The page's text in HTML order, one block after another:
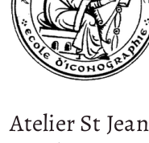
Atelier St